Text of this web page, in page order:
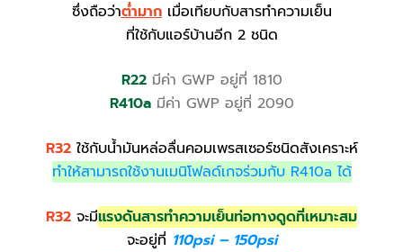
ซึ่งถือว่าต่ำมากเมื่อเทียบกับสารทำความเย็น
ที่ใช้กับแอร์บ้านอีก 2 ชนิด
R22มีค่า GWP อยู่ที่ 1810
R410aมีค่า GWP อยู่ที่ 2090
R32ใช้กับน้ำมันหล่อลื่นคอมเพรสเซอร์ชนิดสังเคราะห์
ทำให้สามารถใช้งานเมนิโฟลด์เกจร่วมกับ R410a ได้
R32 จะมีแรงดันสารทำความเย็นท่อทางดูดที่เหมาะสม
จะอยู่ที่ 110psi – 150psi